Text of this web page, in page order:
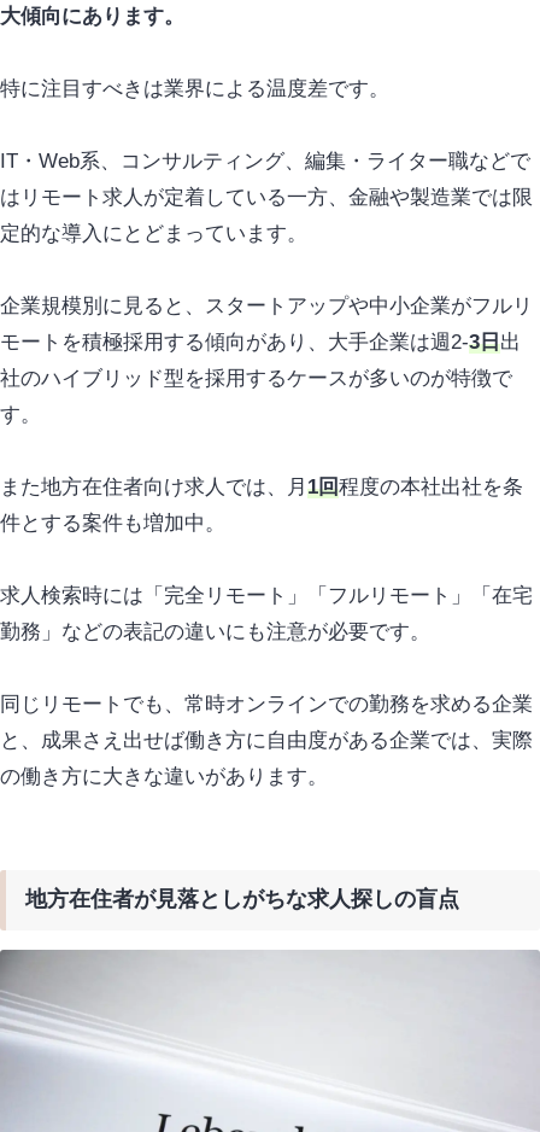
大傾向にあります。
特に注目すべきは業界による温度差です。
IT・Web系、コンサルティング、編集・ライター職などで
はリモート求人が定着している一方、金融や製造業では限
定的な導入にとどまっています。
企業規模別に見ると、スタートアップや中小企業がフルリ
モートを積極採用する傾向があり、大手企業は週2-3日出
社のハイブリッド型を採用するケースが多いのが特徴で
す。
また地方在住者向け求人では、月 1回程度の本社出社を条
件とする案件も増加中。
求人検索時には「 完全リモート 」「フルリモート」「在宅
勤務」などの表記の違いにも注意が必要です。
同じリモートでも、常時オンラインでの勤務を求める企業
と、成果さえ出せば働き方に自由度がある企業では、実際
の働き方に大きな違いがあります。
地方在住者が見落としがちな求人探しの盲点